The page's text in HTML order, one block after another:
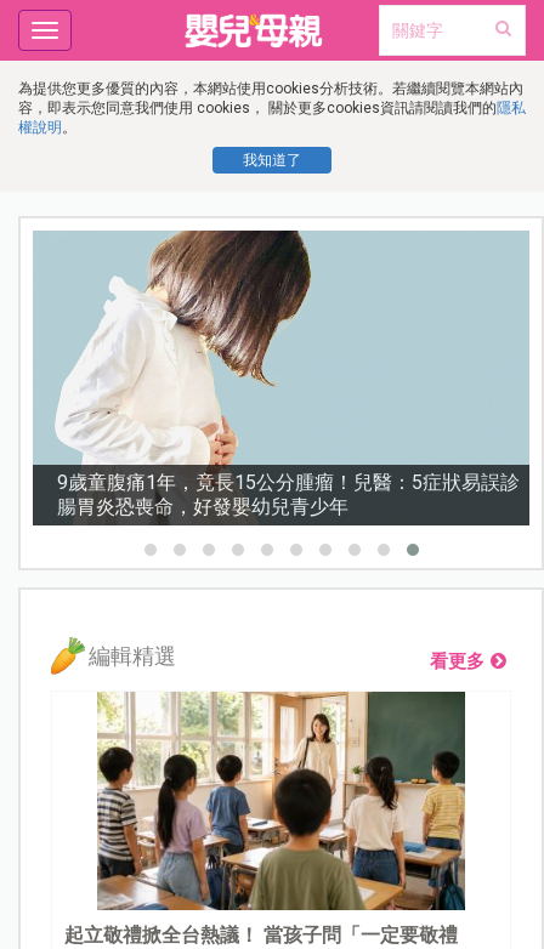
為提供您更多優質的內容，本網站使用cookies分析技術。若繼續閱覽本網站內
容，即表示您同意我們使用 cookies， 關於更多cookies資訊請閱讀我們的隱私
權說明 。
我知道了
Toggle
navigation
9歲童腹痛1年，竟長15公分腫瘤！兒醫：5症狀易誤診
腸胃炎恐喪命，好發嬰幼兒青少年
編輯精選 看更多
起立敬禮掀全台熱議！ 當孩子問「一定要敬禮